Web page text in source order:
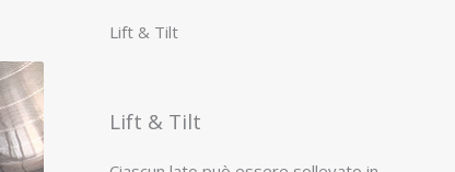
Lift & Tilt
Lift & Tilt